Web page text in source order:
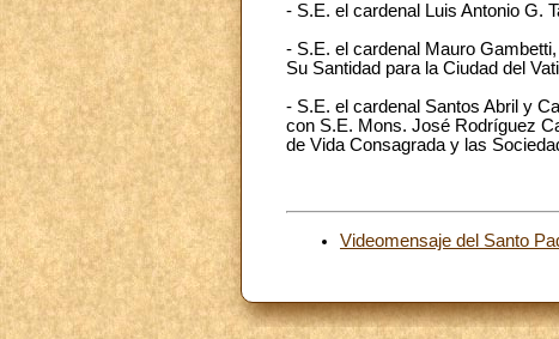
- S.E. el cardenal Luis Antonio G.
- S.E. el cardenal Mauro
Su Santidad para la Ciudad del
- S.E. el cardenal Santos Abril y
con S.E. Mons. José Rodríguez
de Vida Consagrada y las
Videomensaje del Santo